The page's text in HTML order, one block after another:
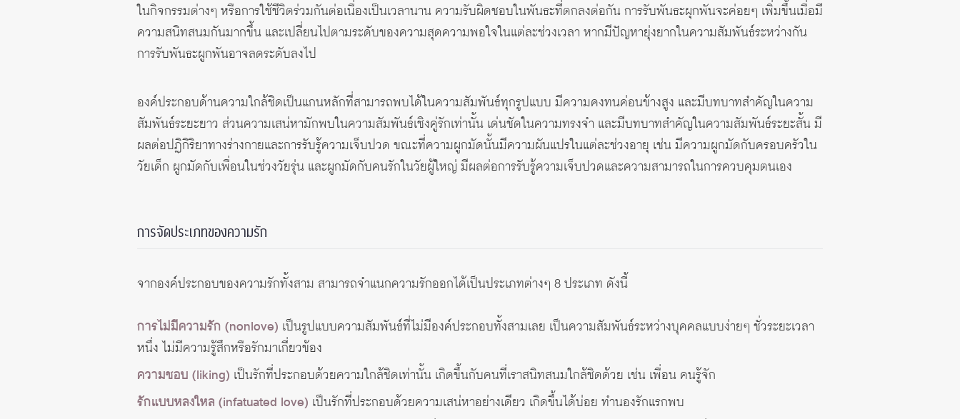
ในกิจกรรมต่างๆ หรือการใช้ชีวิตร่วมกันต่อเนื่องเป็นเวลานาน ความรับผิดชอบในพันธะที่ตกลงต่อกัน การรับพันธะผุกพันจะค่อยๆ เพิ่มขึ้นเมื่อมี
ความสนิทสนมกันมากขึ้น และเปลี่ยนไปตามระดับของความสุดความพอใจในแต่ละช่วงเวลา หากมีปัญหายุ่งยากในความสัมพันธ์ระหว่างกัน
การรับพันธะผูกพันอาจลดระดับลงไป
องค์ประกอบด้านความใกล้ชิดเป็นแกนหลักที่สามารถพบได้ในความสัมพันธ์ทุกรูปแบบ มีความคงทนค่อนข้างสูง และมีบทบาทสำคัญในความ
สัมพันธ์ระยะยาว ส่วนความเสน่หามักพบในความสัมพันธ์เชิงคู่รักเท่านั้น เด่นชัดในความทรงจำ และมีบทบาทสำคัญในความสัมพันธ์ระยะสั้น มี
ผลต่อปฏิกิริยาทางร่างกายและการรับรู้ความเจ็บปวด ขณะที่ความผูกมัดนั้นมีความผันแปรในแต่ละช่วงอายุ เช่น มีความผูกมัดกับครอบครัวใน
วัยเด็ก ผูกมัดกับเพื่อนในช่วงวัยรุ่น และผูกมัดกับคนรักในวัยผู้ใหญ่ มีผลต่อการรับรู้ความเจ็บปวดและความสามารถในการควบคุมตนเอง
การจัดประเภทของความรัก
จากองค์ประกอบของความรักทั้งสาม สามารถจำแนกความรักออกได้เป็นประเภทต่างๆ 8 ประเภท ดังนี้
การไม่มีความรัก (nonlove) เป็นรูปแบบความสัมพันธ์ที่ไม่มีองค์ประกอบทั้งสามเลย เป็นความสัมพันธ์ระหว่างบุคคลแบบง่ายๆ ชั่วระยะเวลา
หนึ่ง ไม่มีความรู้สึกหรือรักมาเกี่ยวข้อง
ความชอบ (liking) เป็นรักที่ประกอบด้วยความใกล้ชิดเท่านั้น เกิดขึ้นกับคนที่เราสนิทสนมใกล้ชิดด้วย เช่น เพื่อน คนรู้จัก
รักแบบหลงใหล (infatuated love) เป็นรักที่ประกอบด้วยความเสน่หาอย่างเดียว เกิดขึ้นได้บ่อย ทำนองรักแรกพบ